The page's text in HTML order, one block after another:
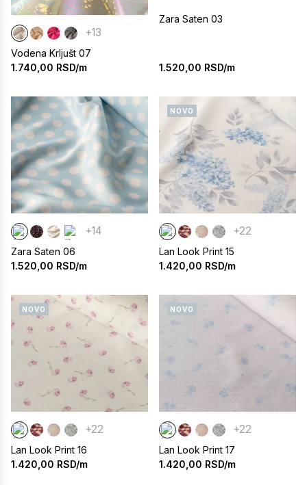
+13
Vodena Krljušt 07
1.740,00 RSD/m
Zara Saten 03
1.520,00 RSD/m
+14
Zara Saten 06
1.520,00 RSD/m
NOVO
+22
Lan Look Print 15
1.420,00 RSD/m
NOVO
+22
Lan Look Print 16
1.420,00 RSD/m
NOVO
+22
Lan Look Print 17
1.420,00 RSD/m